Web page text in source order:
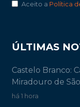
Aceito a Política
ÚLTIMAS
Castelo Branco:
Miradouro de
há 1 hora